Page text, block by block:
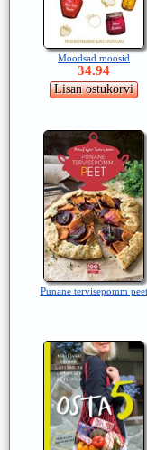
Moodsad moosid
34.94
Punane tervisepomm peet